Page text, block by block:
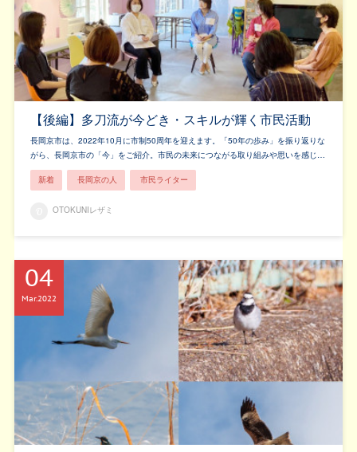
【後編】多刀流が今どき・スキルが輝く市民活動
長岡京市は、2022年10月に市制50周年を迎えます。「50年の歩み」を振り返りな
がら、長岡京市の「今」をご紹介。市民の未来につながる取り組みや思いを感じ…
新着 長岡京の人 市民ライター
OTOKUNIレザミ
04
Mar2022